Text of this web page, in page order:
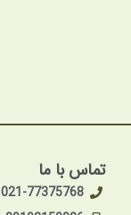
تماس با ما
021-77375768 _ 021-77066463